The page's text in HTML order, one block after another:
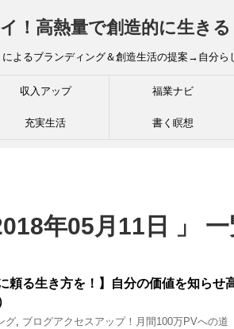
！高熱量で創造的に生きる
よるブランディング＆創造生活の提案→自分ら
収入アップ 福業ナビ
充実生活 書く瞑想
年05月11日 」
頼る生き方を！】自分の価値を知らせ
グ, ブログアクセスアップ！月間100万PVへの道